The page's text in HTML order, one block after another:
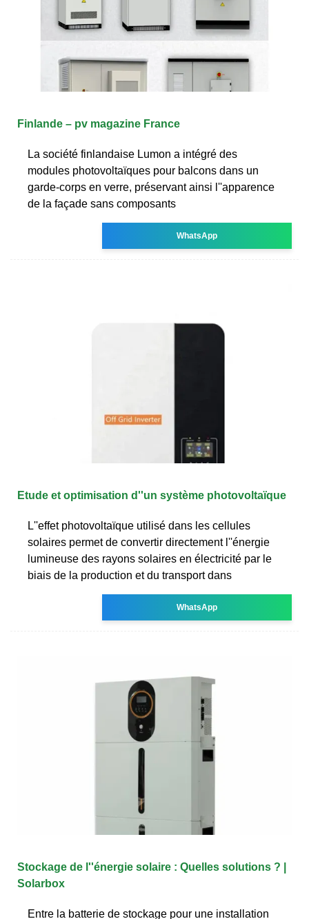
Finlande – pv magazine France
La société finlandaise Lumon a intégré des
modules photovoltaïques pour balcons dans un
garde-corps en verre, préservant ainsi l''apparence
de la façade sans composants
WhatsApp
Etude et optimisation d''un système photovoltaïque
L''effet photovoltaïque utilisé dans les cellules
solaires permet de convertir directement l''énergie
lumineuse des rayons solaires en électricité par le
biais de la production et du transport dans
WhatsApp
Stockage de l''énergie solaire : Quelles solutions ? |
Solarbox
Entre la batterie de stockage pour une installation